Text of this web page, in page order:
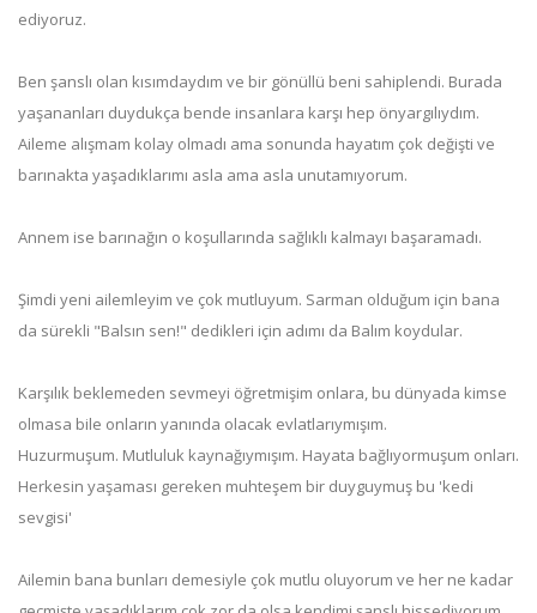
ediyoruz.
Ben şanslı olan kısımdaydım ve bir gönüllü beni sahiplendi. Burada
yaşananları duydukça bende insanlara karşı hep önyargılıydım.
Aileme alışmam kolay olmadı ama sonunda hayatım çok değişti ve
barınakta yaşadıklarımı asla ama asla unutamıyorum.
Annem ise barınağın o koşullarında sağlıklı kalmayı başaramadı.
Şimdi yeni ailemleyim ve çok mutluyum. Sarman olduğum için bana
da sürekli "Balsın sen!" dedikleri için adımı da Balım koydular.
Karşılık beklemeden sevmeyi öğretmişim onlara, bu dünyada kimse
olmasa bile onların yanında olacak evlatlarıymışım.
Huzurmuşum. Mutluluk kaynağıymışım. Hayata bağlıyormuşum onları.
Herkesin yaşaması gereken muhteşem bir duyguymuş bu 'kedi
sevgisi'
Ailemin bana bunları demesiyle çok mutlu oluyorum ve her ne kadar